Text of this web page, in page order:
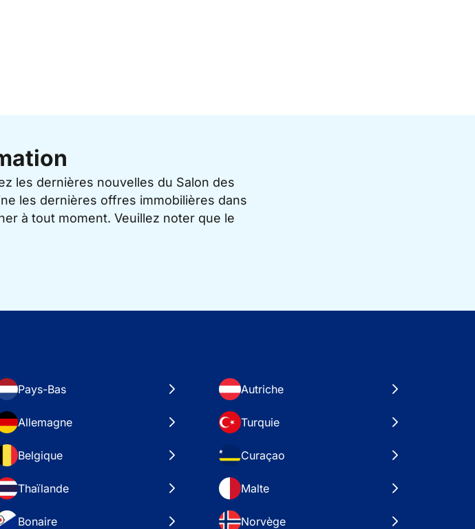
les dernières nouvelles du Salon des
les dernières offres immobilières dans
à tout moment. Veuillez noter que le
Pays-Bas Autriche
Allemagne Turquie
Belgique Curaçao
Thaïlande Malte
Bonaire Norvège